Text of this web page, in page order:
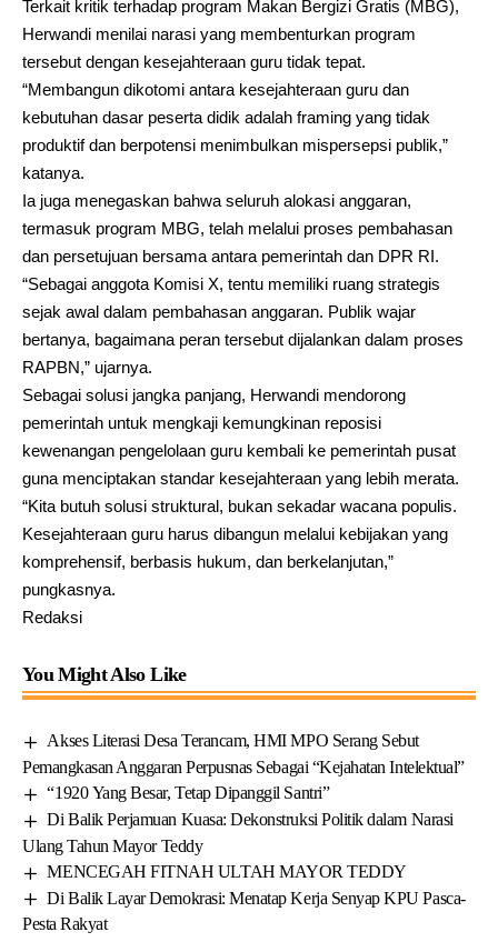
Terkait kritik terhadap program Makan Bergizi Gratis (MBG),
Herwandi menilai narasi yang membenturkan program
tersebut dengan kesejahteraan guru tidak tepat.
“Membangun dikotomi antara kesejahteraan guru dan
kebutuhan dasar peserta didik adalah framing yang tidak
produktif dan berpotensi menimbulkan mispersepsi publik,”
katanya.
Ia juga menegaskan bahwa seluruh alokasi anggaran,
termasuk program MBG, telah melalui proses pembahasan
dan persetujuan bersama antara pemerintah dan DPR RI.
“Sebagai anggota Komisi X, tentu memiliki ruang strategis
sejak awal dalam pembahasan anggaran. Publik wajar
bertanya, bagaimana peran tersebut dijalankan dalam proses
RAPBN,” ujarnya.
Sebagai solusi jangka panjang, Herwandi mendorong
pemerintah untuk mengkaji kemungkinan reposisi
kewenangan pengelolaan guru kembali ke pemerintah pusat
guna menciptakan standar kesejahteraan yang lebih merata.
“Kita butuh solusi struktural, bukan sekadar wacana populis.
Kesejahteraan guru harus dibangun melalui kebijakan yang
komprehensif, berbasis hukum, dan berkelanjutan,”
pungkasnya.
Redaksi
You Might Also Like
Akses Literasi Desa Terancam, HMI MPO Serang Sebut
Pemangkasan Anggaran Perpusnas Sebagai “Kejahatan Intelektual”
“1920 Yang Besar, Tetap Dipanggil Santri”
Di Balik Perjamuan Kuasa: Dekonstruksi Politik dalam Narasi
Ulang Tahun Mayor Teddy
MENCEGAH FITNAH ULTAH MAYOR TEDDY
Di Balik Layar Demokrasi: Menatap Kerja Senyap KPU Pasca-
Pesta Rakyat